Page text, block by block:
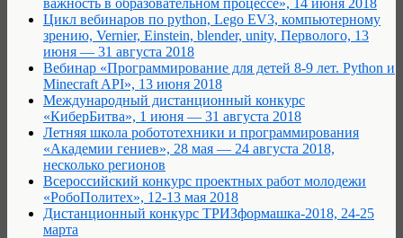
важность в образовательном процессе», 14 июня 2018
Цикл вебинаров по python, Lego EV3, компьютерному
зрению, Vernier, Einstein, blender, unity, Перволого, 13
июня — 31 августа 2018
Вебинар «Программирование для детей 8-9 лет. Python и
Minecraft API», 13 июня 2018
Международный дистанционный конкурс
«КиберБитва», 1 июня — 31 августа 2018
Летняя школа робототехники и программирования
«Академии гениев», 28 мая — 24 августа 2018,
несколько регионов
Всероссийский конкурс проектных работ молодежи
«РобоПолитех», 12-13 мая 2018
Дистанционный конкурс ТРИЗформашка-2018, 24-25
марта